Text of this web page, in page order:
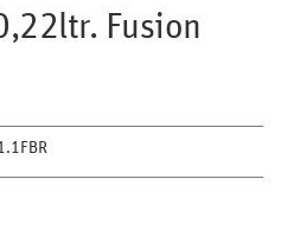
Fusion